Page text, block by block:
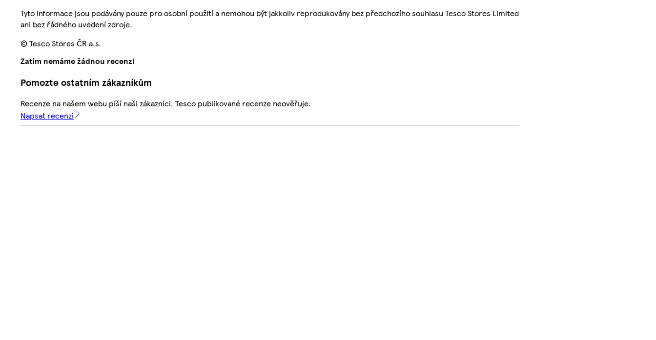
Tyto informace jsou podávány pouze pro osobní použití a nemohou být jakkoliv reprodukovány bez předchozího souhlasu Tesco Stores Limited
ani bez řádného uvedení zdroje.
© Tesco Stores ČR a.s.
Zatím nemáme žádnou recenzi
Pomozte ostatním zákazníkům
Recenze na našem webu píší naši zákazníci. Tesco publikované recenze neověřuje.
Napsat recenzi